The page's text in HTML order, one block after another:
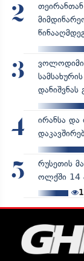
2
3
დანიშვნას
4
ირანსა და
5
რუსეთის
ოლქში 14